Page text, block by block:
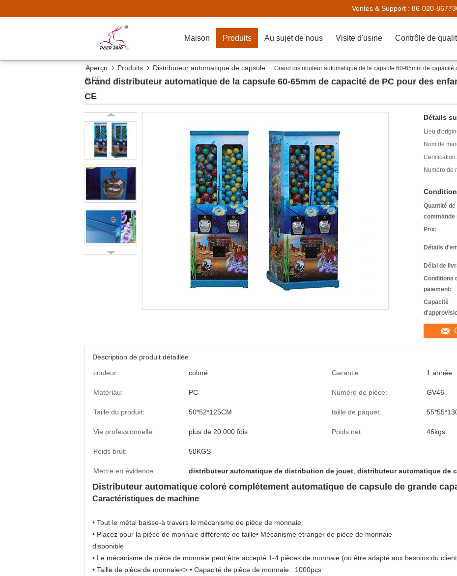
Ventes & Support : 86-020-
Maison Produits Au sujet de nous Visite d'usine Contrôle de
Aperçu Produits Distributeur automatique de capsule
Grand distributeur automatique de la capsule 60-65mm de capacité
la CE
Grand distributeur automatique de la capsule 60-65mm de capacité de PC pour des
CE
Détails
Lieu
Nom de
Certification:
Numéro de
Quantité de
commande
Prix:
Détails
Délai de
Conditions
paiement:
Capacité
Description de produit détaillée
couleur:
coloré Garantie: 1 année
Matériau: PC Numéro de pièce: GV46
Taille du produit: 50*52*125CM taille de paquet:
Vie professionnelle: plus de 20 000 fois Poids net: 46kgs
Poids brut: 50KGS
Mettre en évidence: distributeur automatique de distribution de jouet distributeur automatique de
Distributeur automatique coloré complètement automatique de capsule de grande
Caractéristiques de machine
• Tout le métal baisse-à travers le mécanisme de pièce de monnaie
• Placez pour la pièce de monnaie différente de taille• Mécanisme étranger de pièce de monnaie
disponible
• Le mécanisme de pièce de monnaie peut être accepté 1-4 pièces de monnaie (ou être adapté aux besoins du
• Taille de pièce de monnaie<> • Capacité de pièce de monnaie : 1000pcs